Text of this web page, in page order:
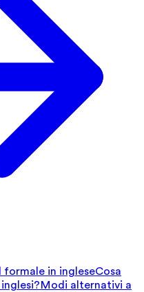
formale in ingleseCosa
Modi alternativi a